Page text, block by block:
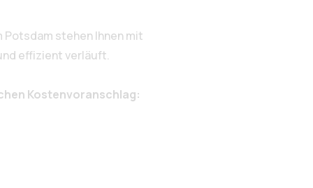
Potsdam stehen Ihnen mit
effizient verläuft.
Kostenvoranschlag: